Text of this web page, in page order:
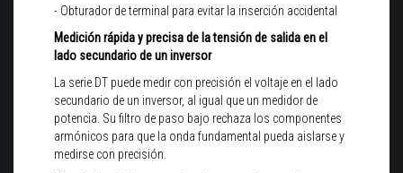
- Obturador de terminal para evitar la inserción accidental
Medición rápida y precisa de la tensión de salida en el
lado secundario de un inversor
La serie DT puede medir con precisión el voltaje en el lado
secundario de un inversor, al igual que un medidor de
potencia. Su filtro de paso bajo rechaza los componentes
armónicos para que la onda fundamental pueda aislarse y
medirse con precisión.